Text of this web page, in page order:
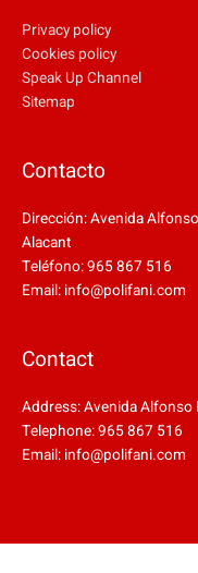
Privacy policy
Cookies policy
Speak Up Channel
Sitemap
Contacto
Dirección: Avenida
Alacant
Teléfono: 965 867 516
Email: info@polifani.com
Contact
Address: Avenida
Telephone: 965 867 516
Email: info@polifani.com